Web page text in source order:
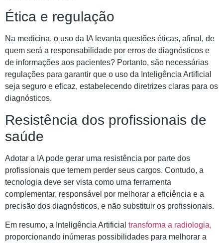
Ética e regulação
Na medicina, o uso da IA levanta questões éticas, afinal, de
quem será a responsabilidade por erros de diagnósticos e
de informações aos pacientes? Portanto, são necessárias
regulações para garantir que o uso da Inteligência Artificial
seja seguro e eficaz, estabelecendo diretrizes claras para os
diagnósticos.
Resistência dos profissionais de
saúde
Adotar a IA pode gerar uma resistência por parte dos
profissionais que temem perder seus cargos. Contudo, a
tecnologia deve ser vista como uma ferramenta
complementar, responsável por melhorar a eficiência e a
precisão dos diagnósticos, e não substituir os profissionais.
Em resumo, a Inteligência Artificial transforma a radiologia,
proporcionando inúmeras possibilidades para melhorar a